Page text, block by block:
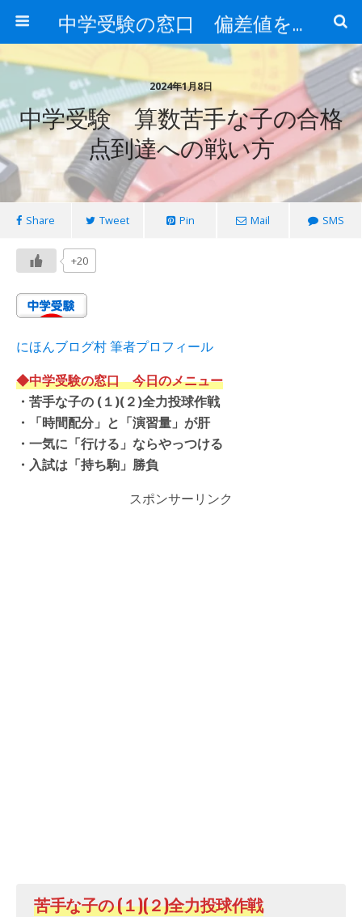
中学受験の窓口 偏差値を上げる勉強法
2024年1月8日
中学受験 算数苦手な子の合格
点到達への戦い方
Share Tweet Pin Mail SMS
+20
にほんブログ村 筆者プロフィール
◆中学受験の窓口 今日のメニュー
・苦手な子の (１)(２)全力投球作戦
・
「時間配分」と「演習量」が肝
・ 一気に「行ける」ならやっつける
・入試は「持ち駒」勝負
スポンサーリンク
苦手な子の(１)(２)全力投球作戦